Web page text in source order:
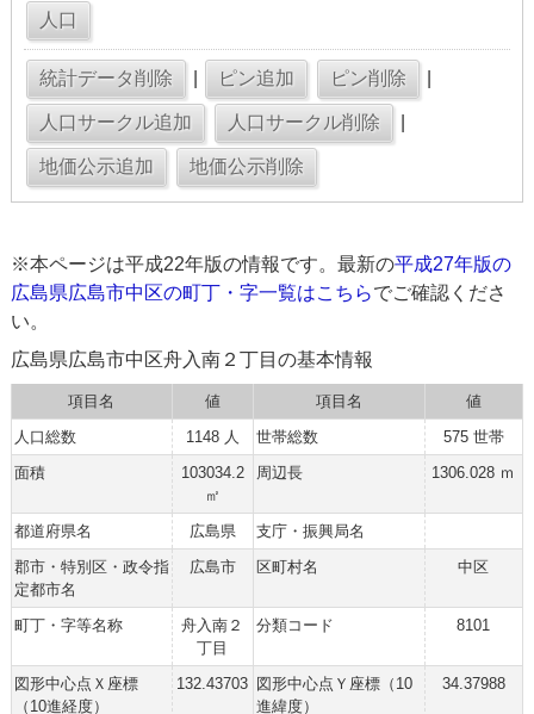
※本ページは平成22年版の情報です。最新の平成27年版の
広島県広島市中区の町丁・字一覧はこちらでご確認くださ
い。
広島県広島市中区舟入南２丁目の基本情報
項目名 値 項目名
値
人口総数
1148 人 世帯総数
575 世帯
面積
103034.2
㎡
周辺長 1306.028 ｍ
都道府県名 広島県
支庁・振興局名
郡市・特別区・政令指
定都市名
広島市 区町村名 中区
町丁・字等名称
舟入南２
丁目
分類コード 8101
図形中心点Ｘ座標
（10進経度）
132.43703 図形中心点Ｙ座標（10
進緯度）
34.37988